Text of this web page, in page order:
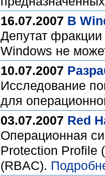
16.07.2007 В
Депутат
Windows не
10.07.2007
Исследование
для
03.07.2007 Red
Операционная
Protection Profile
(RBAC).